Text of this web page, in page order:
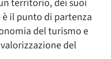
territorio, dei suoi
il punto di partenza
del turismo e
del